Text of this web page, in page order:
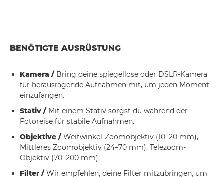
BENÖTIGTE AUSRÜSTUNG
Kamera /Bring deine spiegellose oder DSLR-Kamera
für herausragende Aufnahmen mit, um jeden Moment
einzufangen.
Stativ /Mit einem Stativ sorgst du während der
Fotoreise für stabile Aufnahmen.
Objektive /Weitwinkel-Zoomobjektiv (10–20 mm),
Mittleres Zoomobjektiv (24–70 mm), Telezoom-
Objektiv (70–200 mm).
Filter /Wir empfehlen, deine Filter mitzubringen, um